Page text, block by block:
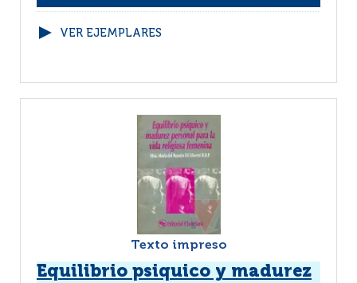
VER EJEMPLARES
Texto impreso
Equilibrio psiquico y madurez